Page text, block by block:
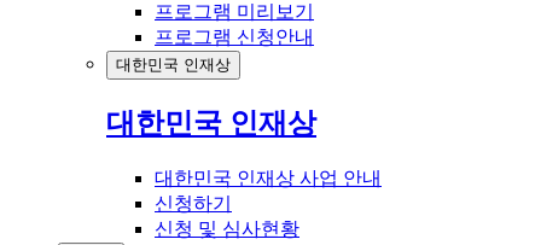
프로그램 미리보기
프로그램 신청안내
대한민국 인재상
대한민국 인재상
대한민국 인재상 사업 안내
신청하기
신청 및 심사현황